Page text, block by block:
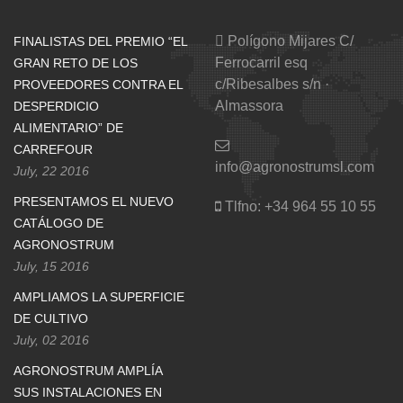
FINALISTAS DEL PREMIO “EL
GRAN RETO DE LOS
PROVEEDORES CONTRA EL
DESPERDICIO
ALIMENTARIO” DE
CARREFOUR
July, 22 2016
PRESENTAMOS EL NUEVO
CATÁLOGO DE
AGRONOSTRUM
July, 15 2016
AMPLIAMOS LA SUPERFICIE
DE CULTIVO
July, 02 2016
AGRONOSTRUM AMPLÍA
SUS INSTALACIONES EN
Polígono Mijares C/
Ferrocarril esq
c/Ribesalbes s/n ·
Almassora
info@agronostrumsl.com
Tlfno: +34 964 55 10 55